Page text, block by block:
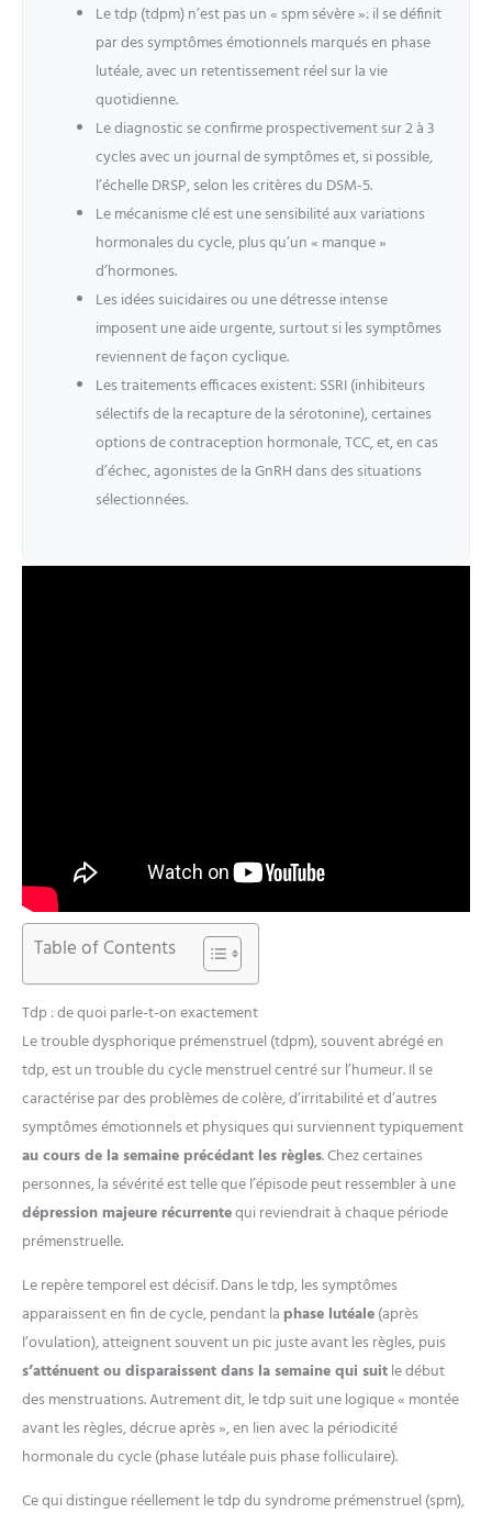
Le tdp (tdpm) n’est pas un « spm sévère »: il se définit
par des symptômes émotionnels marqués en phase
lutéale, avec un retentissement réel sur la vie
quotidienne.
Le diagnostic se confirme prospectivement sur 2 à 3
cycles avec un journal de symptômes et, si possible,
l’échelle DRSP, selon les critères du DSM-5.
Le mécanisme clé est une sensibilité aux variations
hormonales du cycle, plus qu’un « manque »
d’hormones.
Les idées suicidaires ou une détresse intense
imposent une aide urgente, surtout si les symptômes
reviennent de façon cyclique.
Les traitements efficaces existent: SSRI (inhibiteurs
sélectifs de la recapture de la sérotonine), certaines
options de contraception hormonale, TCC, et, en cas
d’échec, agonistes de la GnRH dans des situations
sélectionnées.
Table of Contents
Tdp : de quoi parle-t-on exactement
Le trouble dysphorique prémenstruel (tdpm), souvent abrégé en
tdp, est un trouble du cycle menstruel centré sur l’humeur. Il se
caractérise par des problèmes de colère, d’irritabilité et d’autres
symptômes émotionnels et physiques qui surviennent typiquement
au cours de la semaine précédant les règles. Chez certaines
personnes, la sévérité est telle que l’épisode peut ressembler à une
dépression majeure récurrentequi reviendrait à chaque période
prémenstruelle.
Le repère temporel est décisif. Dans le tdp, les symptômes
apparaissent en fin de cycle, pendant la phase lutéale(après
l’ovulation), atteignent souvent un pic juste avant les règles, puis
s’atténuent ou disparaissent dans la semaine qui suitle début
des menstruations. Autrement dit, le tdp suit une logique « montée
avant les règles, décrue après », en lien avec la périodicité
hormonale du cycle (phase lutéale puis phase folliculaire).
Ce qui distingue réellement le tdp du syndrome prémenstruel (spm),